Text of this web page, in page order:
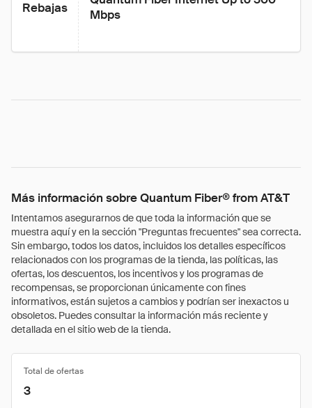
Rebajas
Mbps
Más información sobre Quantum Fiber® from AT&T
Intentamos asegurarnos de que toda la información que se
muestra aquí y en la sección "Preguntas frecuentes" sea correcta.
Sin embargo, todos los datos, incluidos los detalles específicos
relacionados con los programas de la tienda, las políticas, las
ofertas, los descuentos, los incentivos y los programas de
recompensas, se proporcionan únicamente con fines
informativos, están sujetos a cambios y podrían ser inexactos u
obsoletos. Puedes consultar la información más reciente y
detallada en el sitio web de la tienda.
Total de ofertas
3